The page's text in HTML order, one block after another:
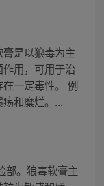
是以狼毒为主
用，可用于治
一定毒性。 例
和糜烂。...
部。狼毒软膏主